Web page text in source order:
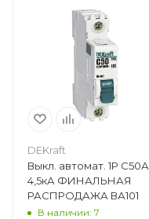
DEKraft
Выкл. автомат. 1Р С50А
4,5кА ФИНАЛЬНАЯ
РАСПРОДАЖА ВА101
В наличии: 7